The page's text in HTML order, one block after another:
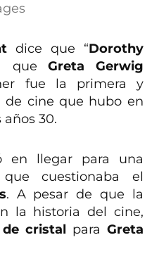
dice que “Dorothy
queGreta Gerwig
fue la primera y
cine que hubo en
30.
en llegar para una
cuestionaba el
. A pesar de que la
la historia del cine,
cristal para Greta